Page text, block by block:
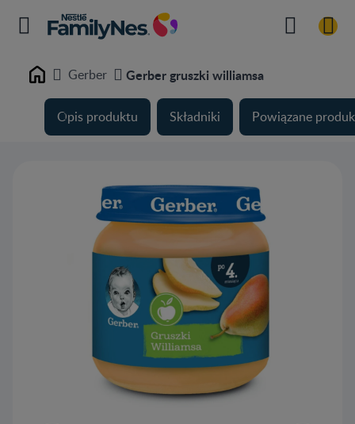
Home Gerber Gerber gruszki williamsa
Opis produktu Składniki Powiązane